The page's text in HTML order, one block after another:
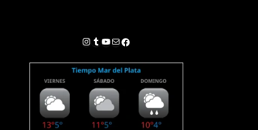
Instagram
Tumblr
YouTube
Correo electrónico
Facebook